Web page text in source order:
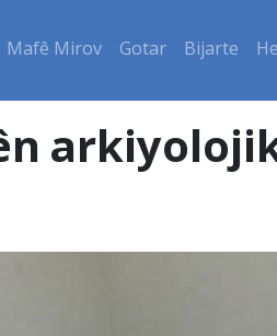
Mafê Mirov Gotar Bijarte